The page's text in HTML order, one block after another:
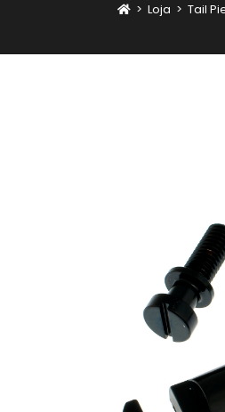
> Loja > Tail